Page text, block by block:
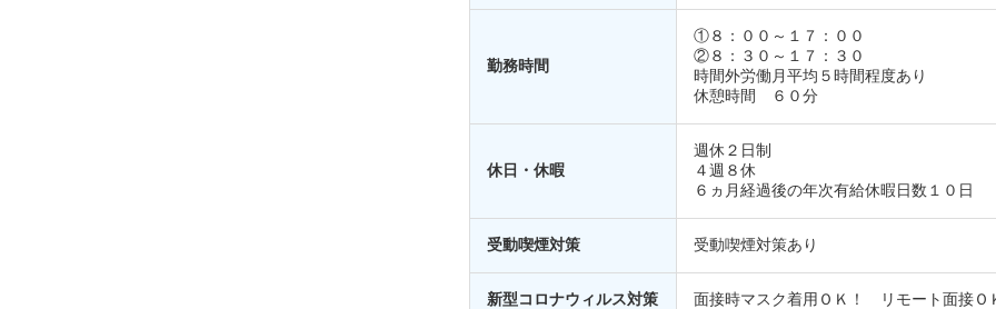
勤務時間
①８：００～１７：００
②８：３０～１７：３０
時間外労働月平均５時間程度あり
休憩時間 ６０分
休日・休暇
週休２日制
４週８休
６ヵ月経過後の年次有給休暇日数１０日
受動喫煙対策 受動喫煙対策あり
新型コロナウィルス対策 面接時マスク着用ＯＫ！ リモート面接Ｏ